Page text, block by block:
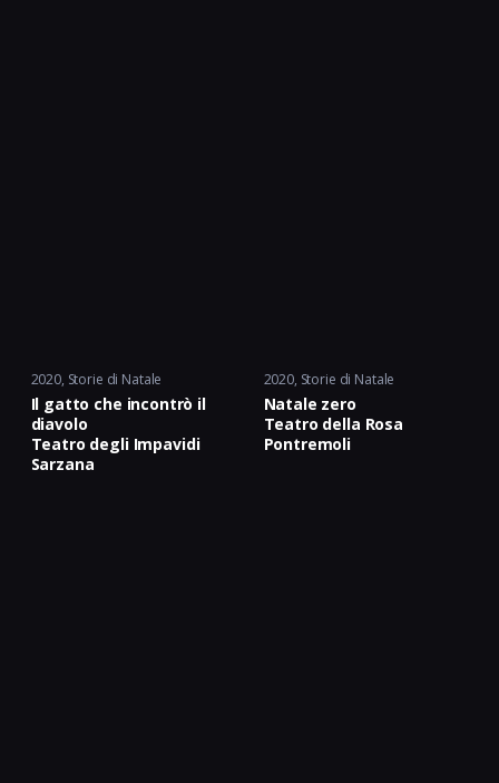
2020 Storie di Natale
Il gatto che incontrò il
diavolo
Teatro degli Impavidi
Sarzana
2020 Storie di Natale
Natale zero
Teatro della Rosa
Pontremoli